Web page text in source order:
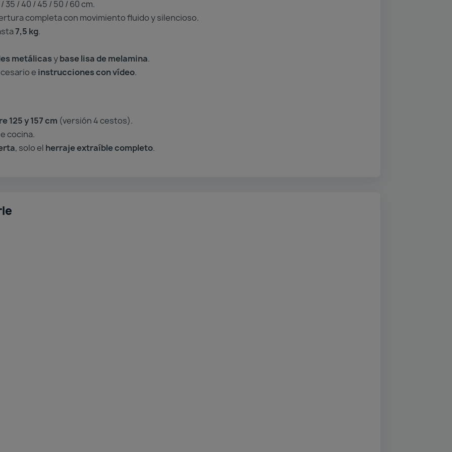
35 / 40 / 45 / 50 / 60 cm.
completa con movimiento fluido y silencioso.
7,5 kg.
metálicasybase lisa de melamina.
e instrucciones con vídeo.
125 y 157 cm (versión 4 cestos).
cocina.
, solo el herraje extraíble completo.